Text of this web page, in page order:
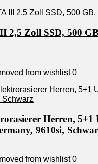
2,5 Zoll SSD, 500
from wishlist 0
Herren,
9610si,
from wishlist 0